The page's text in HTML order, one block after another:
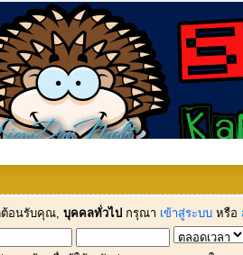
อนรับคุณ, บุคคลทั่วไป กรุณา เข้าสู่ระบบ หรือ